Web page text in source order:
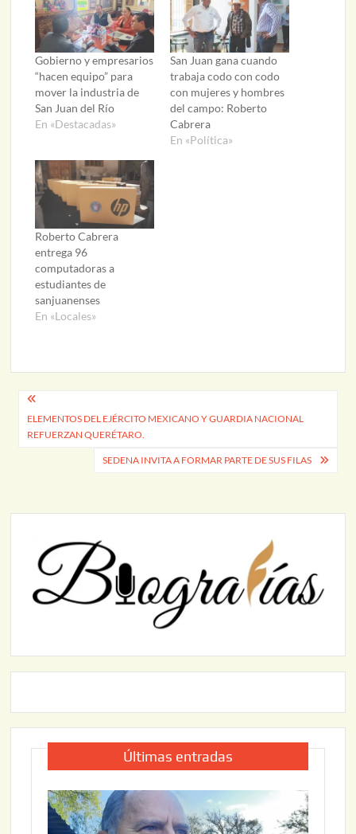
Gobierno y empresarios
“hacen equipo” para
mover la industria de
San Juan del Río
En «Destacadas»
San Juan gana cuando
trabaja codo con codo
con mujeres y hombres
del campo: Roberto
Cabrera
En «Política»
Roberto Cabrera
entrega 96
computadoras a
estudiantes de
sanjuanenses
En «Locales»
Navegación
de
entradas
ELEMENTOS DEL EJÉRCITO MEXICANO Y GUARDIA NACIONAL
REFUERZAN QUERÉTARO.
SEDENA INVITA A FORMAR PARTE DE SUS FILAS
Últimas entradas